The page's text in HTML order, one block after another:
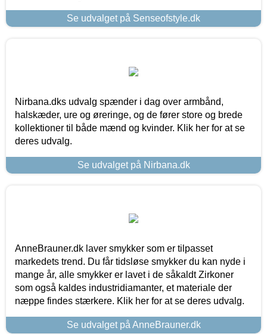
Se udvalget på Senseofstyle.dk
Nirbana.dks udvalg spænder i dag over armbånd,
halskæder, ure og øreringe, og de fører store og brede
kollektioner til både mænd og kvinder. Klik her for at se
deres udvalg.
Se udvalget på Nirbana.dk
AnneBrauner.dk laver smykker som er tilpasset
markedets trend. Du får tidsløse smykker du kan nyde i
mange år, alle smykker er lavet i de såkaldt Zirkoner
som også kaldes industridiamanter, et materiale der
næppe findes stærkere. Klik her for at se deres udvalg.
Se udvalget på AnneBrauner.dk